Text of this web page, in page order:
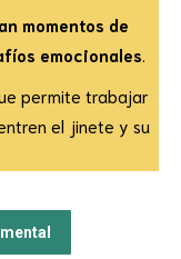
momentos de
emocionales
permite trabajar
el jinete y su